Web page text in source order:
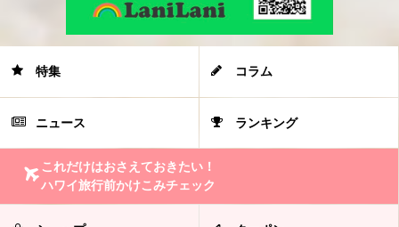
特集 コラム
ニュース ランキング
これだけはおさえておきたい！
ハワイ旅行前かけこみチェック